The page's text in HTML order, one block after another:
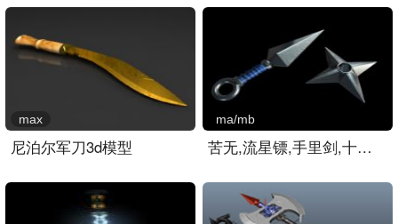
尼泊尔军刀3d模型
max
苦无,流星镖,手里剑,十字镖..
ma/mb